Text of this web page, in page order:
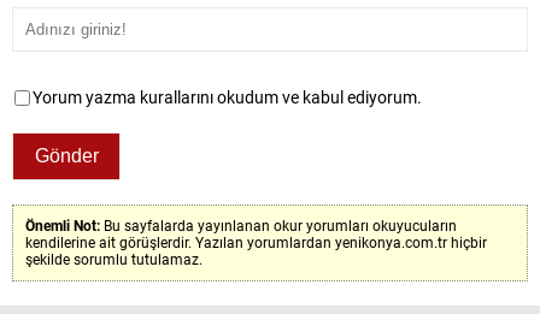
Yorum yazma kurallarını okudum ve kabul ediyorum.
Önemli Not: Bu sayfalarda yayınlanan okur yorumları okuyucuların
kendilerine ait görüşlerdir. Yazılan yorumlardan yenikonya.com.tr hiçbir
şekilde sorumlu tutulamaz.